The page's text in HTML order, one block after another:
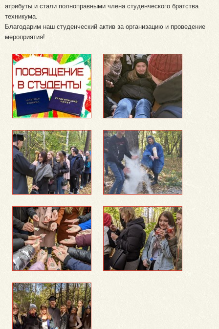
атрибуты и стали полноправными члена студенческого братства
техникума.
Благодарим наш студенческий актив за организацию и проведение
мероприятия!